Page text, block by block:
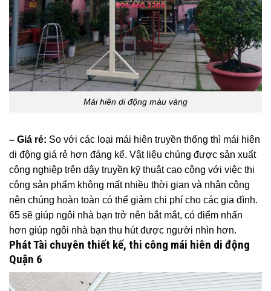
Mái hiên di động màu vàng
– Giá rẻ: So với các loại mái hiên truyền thống thì mái hiên
di động giá rẻ hơn đáng kể. Vật liệu chúng được sản xuất
công nghiệp trên dây truyền kỹ thuật cao cộng với việc thi
công sản phẩm không mất nhiều thời gian và nhân công
nên chúng hoàn toàn có thể giảm chi phí cho các gia đình.
65 sẽ giúp ngôi nhà bạn trở nên bắt mắt, có điểm nhấn
hơn giúp ngôi nhà bạn thu hút được người nhìn hơn.
Phát Tài chuyên thiết kế, thi công mái hiên di động
Quận 6